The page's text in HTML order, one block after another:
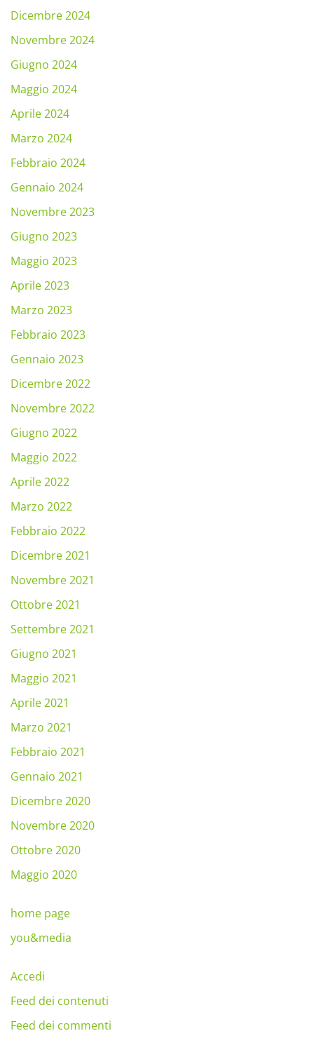
Dicembre 2024
Novembre 2024
Giugno 2024
Maggio 2024
Aprile 2024
Marzo 2024
Febbraio 2024
Gennaio 2024
Novembre 2023
Giugno 2023
Maggio 2023
Aprile 2023
Marzo 2023
Febbraio 2023
Gennaio 2023
Dicembre 2022
Novembre 2022
Giugno 2022
Maggio 2022
Aprile 2022
Marzo 2022
Febbraio 2022
Dicembre 2021
Novembre 2021
Ottobre 2021
Settembre 2021
Giugno 2021
Maggio 2021
Aprile 2021
Marzo 2021
Febbraio 2021
Gennaio 2021
Dicembre 2020
Novembre 2020
Ottobre 2020
Maggio 2020
home page
you&media
Accedi
Feed dei contenuti
Feed dei commenti